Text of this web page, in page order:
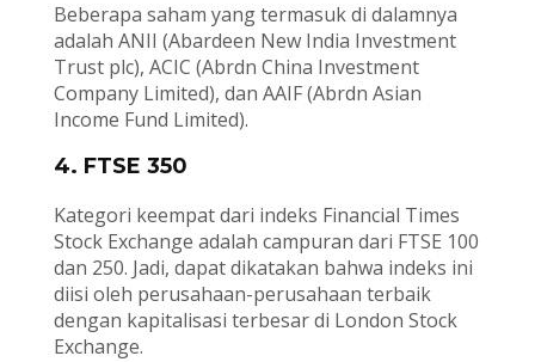
Beberapa saham yang termasuk di dalamnya
adalah ANII (Abardeen New India Investment
Trust plc), ACIC (Abrdn China Investment
Company Limited), dan AAIF (Abrdn Asian
Income Fund Limited).
4. FTSE 350
Kategori keempat dari indeks Financial Times
Stock Exchange adalah campuran dari FTSE 100
dan 250. Jadi, dapat dikatakan bahwa indeks ini
diisi oleh perusahaan-perusahaan terbaik
dengan kapitalisasi terbesar di London Stock
Exchange.